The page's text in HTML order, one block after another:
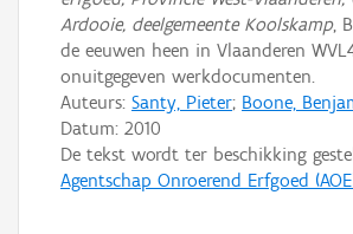
Ardooie, deelgemeente Koolskamp,
de eeuwen heen in Vlaanderen
onuitgegeven werkdocumenten.
Auteurs: Santy, Pieter; Boone,
Datum: 2010
De tekst wordt ter beschikking
Agentschap Onroerend Erfgoed